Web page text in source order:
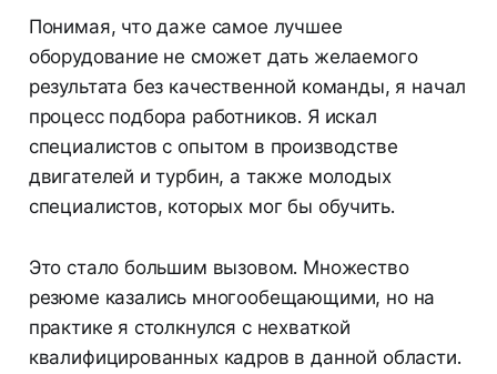
Понимая, что даже самое лучшее
оборудование не сможет дать желаемого
результата без качественной команды, я начал
процесс подбора работников. Я искал
специалистов с опытом в производстве
двигателей и турбин, а также молодых
специалистов, которых мог бы обучить.
Это стало большим вызовом. Множество
резюме казались многообещающими, но на
практике я столкнулся с нехваткой
квалифицированных кадров в данной области.